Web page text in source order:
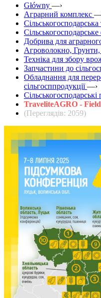
Główny —›
Аграрний комплекс
Сільськогосподарська
Добрива для
Агроволокно, Грунти,
Техніка для збору
Запчастини до
Обладнання для
сільгосппродукції —›
Сільськогосподарські
TraveliteAGRO -
(Переглядів: 2059)